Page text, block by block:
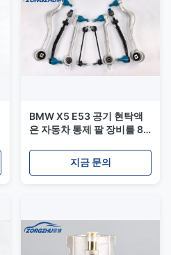
BMW X5 E53 공기 현탁액
은 자동차 통제 팔 장비를 8
지금 문의